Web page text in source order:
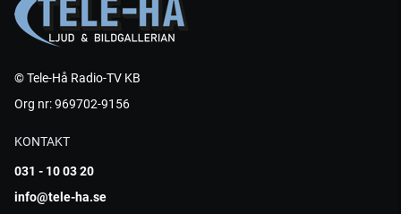
© Tele-Hå Radio-TV KB
Org nr: 969702-9156
KONTAKT
031 - 10 03 20
info@tele-ha.se